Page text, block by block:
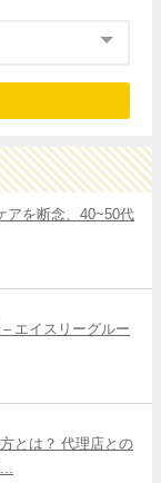
アを断念、40~50代
エイスリーグルー
とは？ 代理店との